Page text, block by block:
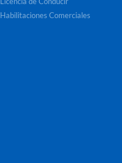
Habilitaciones Comerciales